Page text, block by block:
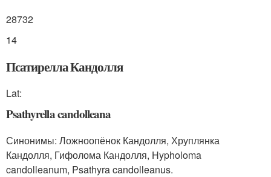
28732
14
Псатирелла Кандолля
Lat:
Psathyrella candolleana
Синонимы: Ложноопёнок Кандолля, Хруплянка
Кандолля, Гифолома Кандолля, Hypholoma
candolleanum, Psathyra candolleanus.